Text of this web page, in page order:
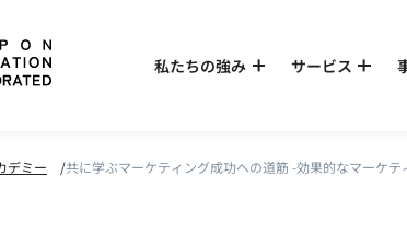
私たちの強み サービス
デミー 共に学ぶマーケティング成功への道筋 -効果的なマーケ